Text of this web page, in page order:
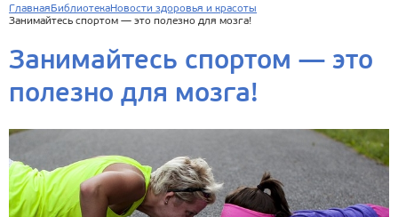
Главная БиблиотекаНовости здоровья и красоты
Занимайтесь спортом — это полезно для мозга!
Занимайтесь спортом — это
полезно для мозга!